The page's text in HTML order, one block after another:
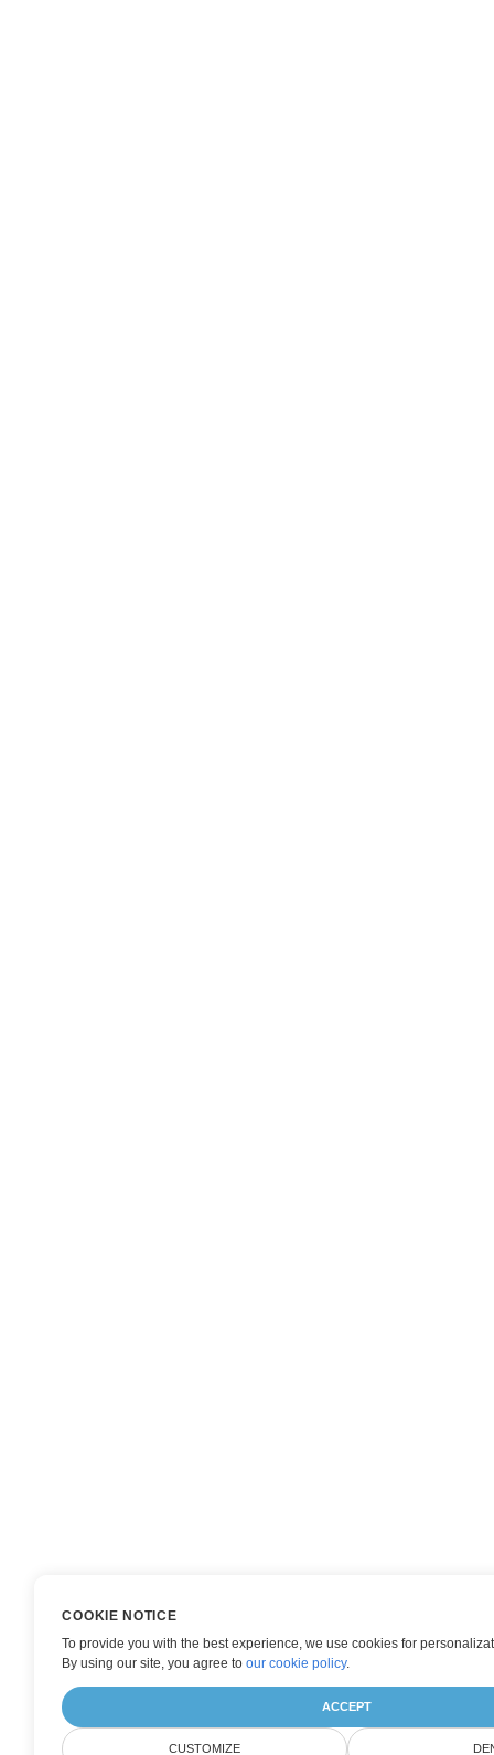
COOKIE NOTICE
To provide you with the best experience, we use cookies for
By using our site, you agree toour cookie policy.
ACCEPT
CUSTOMIZE